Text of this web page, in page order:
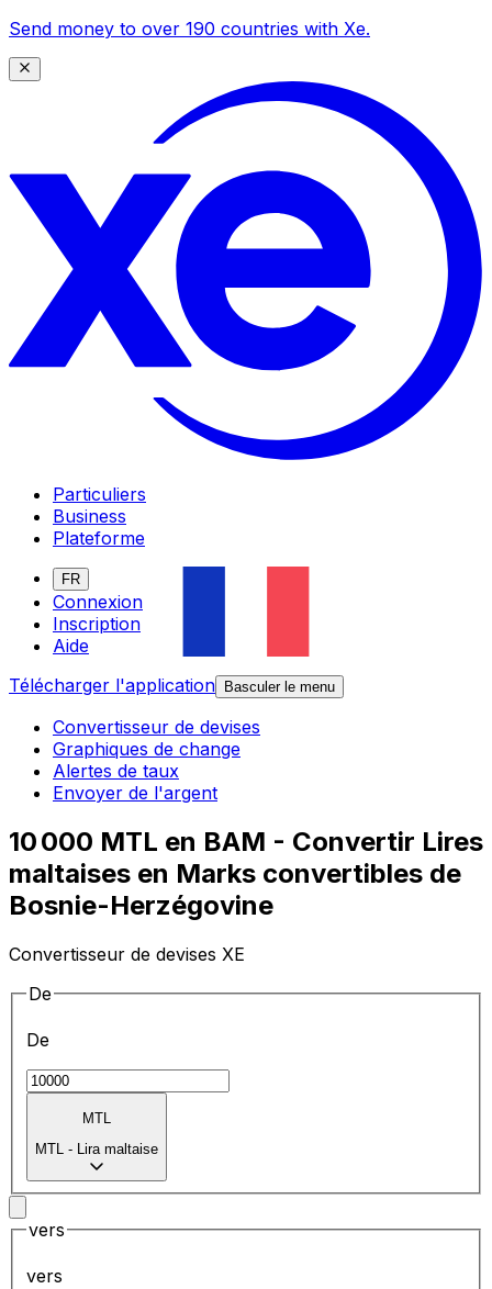
Send money to over 190 countries with Xe.
Particuliers
Business
Plateforme
FR
Connexion
Inscription
Aide
Télécharger l'application
Basculer le menu
Convertisseur de devises
Graphiques de change
Alertes de taux
Envoyer de l'argent
10 000 MTL en BAM - Convertir Lires
maltaises en Marks convertibles de
Bosnie-Herzégovine
Convertisseur de devises XE
De
De
MTL
MTL - Lira maltaise
vers
vers